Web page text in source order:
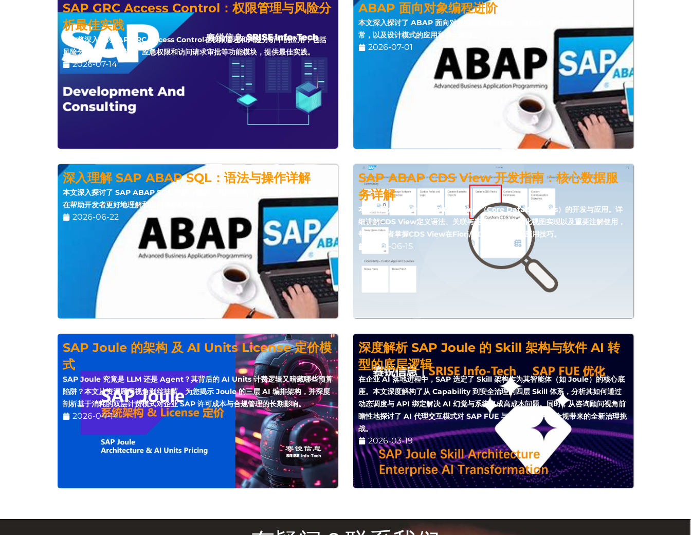
SAP GRC Access Control：权限管理与风险分
析最佳实践
本文将深入探讨SAP GRC Access Control在权限管理和风险分析中的应用，包括
风险分析、合规校准器、应急权限和访问请求审批等功能模块，提供最佳实践。
2026-07-14
ABAP 面向对象编程进阶
本文深入探讨了 ABAP 面向对象编程的高级概念，包括类、接口、继承、事件、异
常，以及设计模式的应用和单元测试。
2026-07-01
深入理解 SAP ABAP SQL：语法与操作详解
本文深入探讨了 SAP ABAP SQL 的核心概念，包括语法、操作以及内表处理等，旨
在帮助开发者更好地理解和应用 ABAP SQL。
2026-06-22
SAP ABAP CDS View 开发指南：核心数据服
务详解
本文全面介绍SAP ABAP CDS View（Core Data Services）的开发与应用。详
细讲解CDS View定义语法、关联与连接操作、参数化视图实现以及重要注解使用，
帮助开发者掌握CDS View在Fiori/OData服务中的应用技巧。
2026-06-15
SAP Joule 的架构 及 AI Units License 定价模
式
SAP Joule 究竟是 LLM 还是 Agent？其背后的 AI Units 计费逻辑又暗藏哪些预算
陷阱？本文从资深顾问视角剥丝抽茧，为您揭示 Joule 的三层 AI 编排架构，并深度
剖析基于消耗的双层计费模式对企业 SAP 许可成本与合规管理的长期影响。
2026-04-14
深度解析 SAP Joule 的 Skill 架构与软件 AI 转
型的底层逻辑
在企业 AI 落地进程中，SAP 选定了 Skill 架构作为其智能体（如 Joule）的核心底
座。本文深度解构了从 Capability 到安全治理的四层 Skill 体系，分析其如何通过
动态调度与 API 绑定解决 AI 幻觉与系统集成高成本问题。同时，从咨询顾问视角前
瞻性地探讨了 AI 代理交互模式对 SAP FUE 与 License 许可合规带来的全新治理挑
战。
2026-03-19